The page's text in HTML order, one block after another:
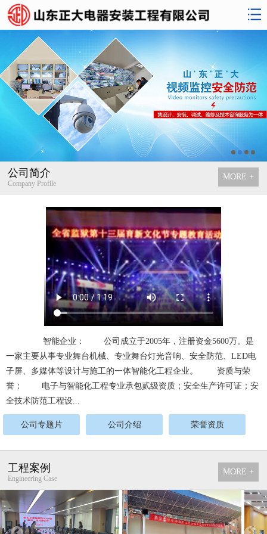
公司简介
Company Profile
MORE +
智能企业： 公司成立于2005年，注册资金5600万。是
一家主要从事专业舞台机械、专业舞台灯光音响、安全防范、LED电
子屏、多媒体等设计与施工的一体智能化工程企业。 资质与荣
誉： 电子与智能化工程专业承包贰级资质；安全生产许可证；安
全技术防范工程设...
公司专题片 公司介绍 荣誉资质
工程案例
Engineering Case
MORE +